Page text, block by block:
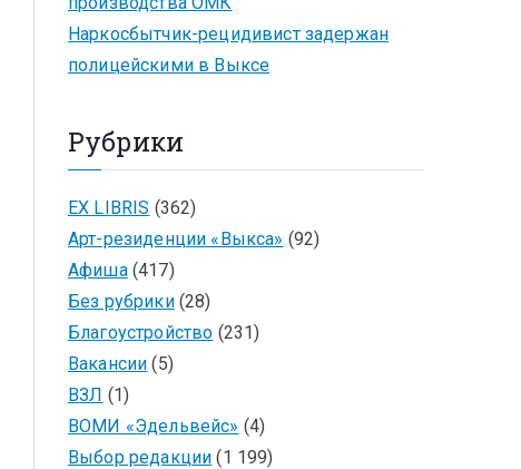
Наркосбытчик-рецидивист задержан
полицейскими в Выксе
Рубрики
EX LIBRIS (362)
Арт-резиденции «Выкса» (92)
Афиша(417)
Без рубрики(28)
Благоустройство (231)
Вакансии (5)
ВЗЛ (1)
ВОМИ «Эдельвейс» (4)
Выбор редакции (1 199)